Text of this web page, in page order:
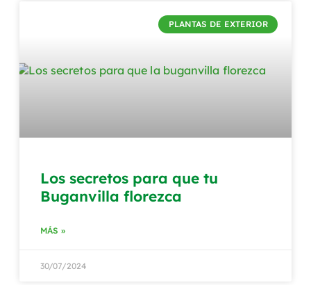
PLANTAS DE EXTERIOR
Los secretos para que tu
Buganvilla florezca
MÁS »
30/07/2024